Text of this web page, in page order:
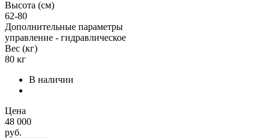
Высота (см)
62-80
Дополнительные параметры
управление - гидравлическое
Вес (кг)
80 кг
В наличии
Цена
48 000
руб.